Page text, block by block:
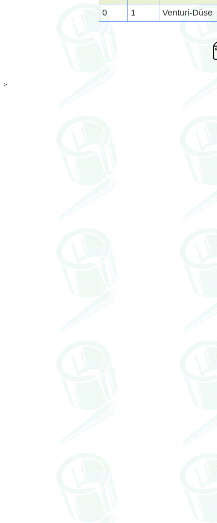
0
1 Venturi-Düse
>